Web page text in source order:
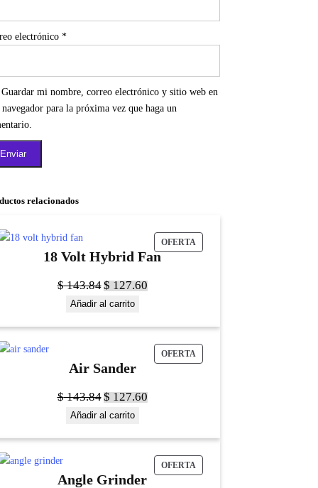
electrónico *
Guardar mi nombre, correo electrónico y sitio web en
navegador para la próxima vez que haga un
relacionados
OFERTA
18 Volt Hybrid Fan
$143.84$127.60
Añadir al carrito
OFERTA
Air Sander
$143.84$127.60
Añadir al carrito
OFERTA
Angle Grinder